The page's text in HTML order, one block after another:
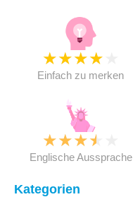
★★★★
Einfach zu merken
★★★★
Englische Aussprache
Kategorien